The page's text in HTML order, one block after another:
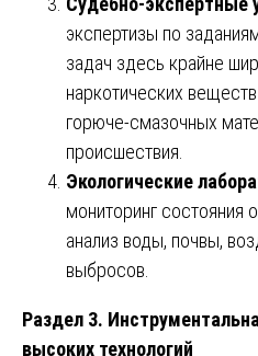
экспертизы по
задач здесь крайне
наркотических
горюче-смазочных
происшествия.
Экологические
мониторинг
анализ воды, почвы,
выбросов.
Раздел 3.
высоких технологий